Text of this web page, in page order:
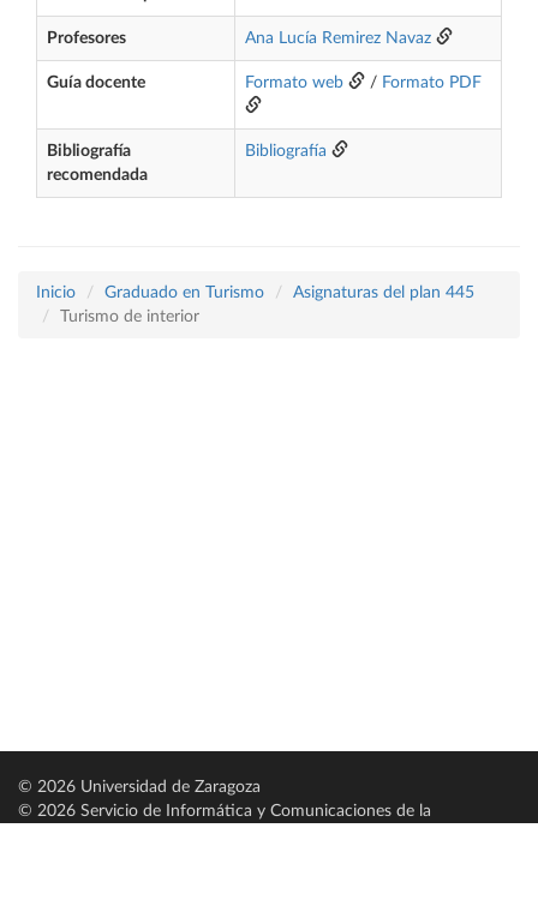
Profesores Ana Lucía Remirez Navaz
Guía docente Formato web / Formato PDF
Bibliografía
recomendada
Bibliografía
Inicio Graduado en Turismo
Asignaturas del plan 445
Turismo de interior
© 2026 Universidad de Zaragoza
© 2026 Servicio de Informática y Comunicaciones de la